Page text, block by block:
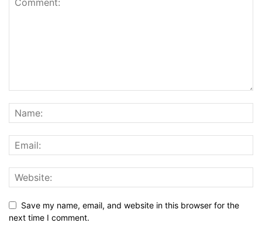
Save my name, email, and website in this browser for the
next time I comment.